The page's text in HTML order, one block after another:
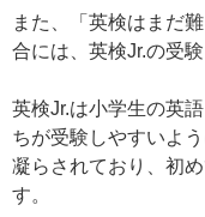
また、「英検はまだ
合には、英検Jr.の受
英検Jr.は小学生の英
ちが受験しやすいよ
凝らされており、初
す。